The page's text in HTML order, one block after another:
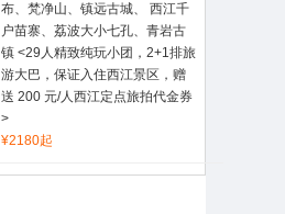
布、梵净山、镇远古城、 西江千
户苗寨、荔波大小七孔、青岩古
镇 <29人精致纯玩小团，2+1排旅
游大巴，保证入住西江景区，赠
送 200 元/人西江定点旅拍代金券
>
¥2180起